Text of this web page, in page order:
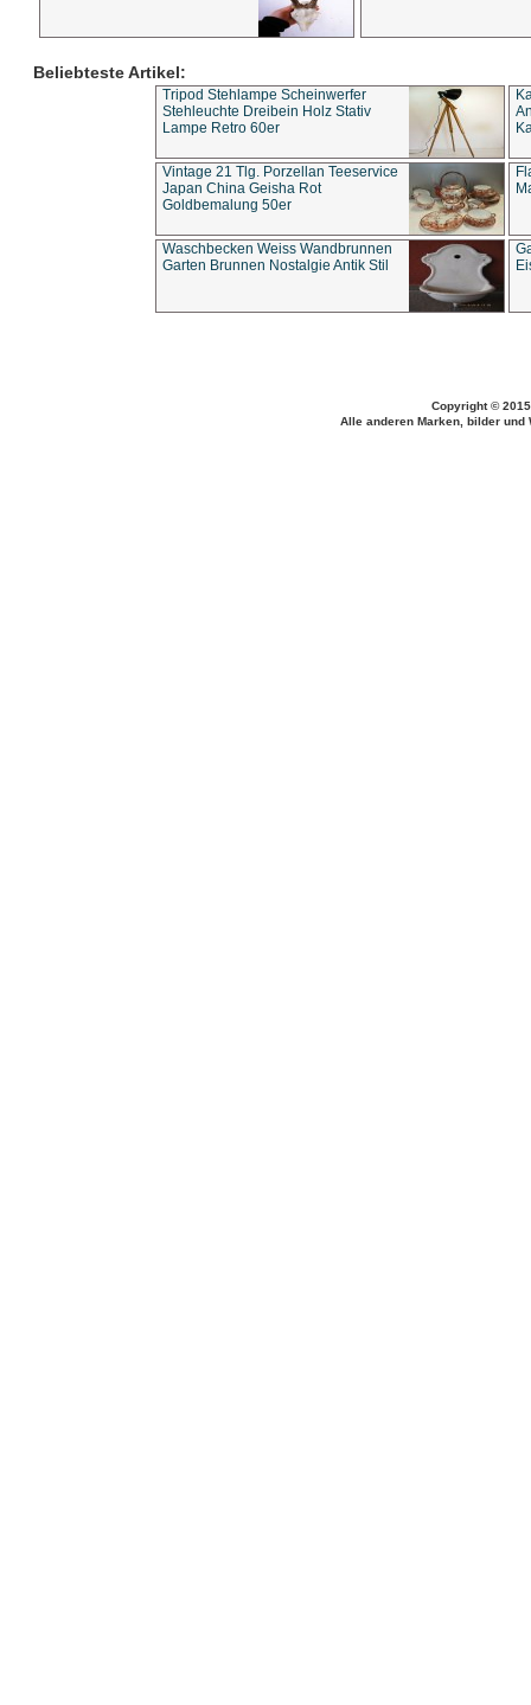
Beliebteste Artikel:
Tripod Stehlampe Scheinwerfer
Stehleuchte Dreibein Holz Stativ
Lampe Retro 60er
Vintage 21 Tlg. Porzellan Teeservice
Japan China Geisha Rot
Goldbemalung 50er
Waschbecken Weiss Wandbrunnen
Garten Brunnen Nostalgie Antik Stil
Copyright ©
Alle anderen Marken, bilder und